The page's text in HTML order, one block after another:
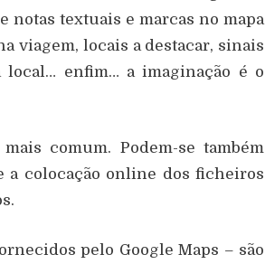
notas textuais e marcas no mapa
viagem, locais a destacar, sinais
local… enfim… a imaginação é o
comum. Podem-se também
a colocação online dos ficheiros
pelo Google Maps – são